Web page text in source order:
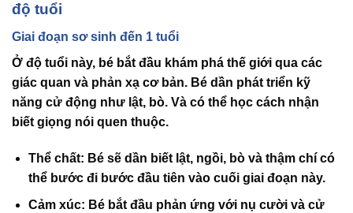
độ tuổi
Giai đoạn sơ sinh đến 1 tuổi
Ở độ tuổi này, bé bắt đầu khám phá thế giới qua các
giác quan và phản xạ cơ bản. Bé dần phát triển kỹ
năng cử động như lật, bò. Và có thể học cách nhận
biết giọng nói quen thuộc.
Thể chất: Bé sẽ dần biết lật, ngồi, bò và thậm chí có
thể bước đi bước đầu tiên vào cuối giai đoạn này.
Cảm xúc: Bé bắt đầu phản ứng với nụ cười và cử